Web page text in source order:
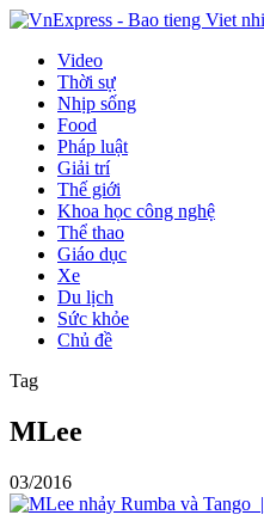
Video
Thời sự
Nhịp sống
Food
Pháp luật
Giải trí
Thế giới
Khoa học công nghệ
Thể thao
Giáo dục
Xe
Du lịch
Sức khỏe
Chủ đề
Tag
MLee
03/2016
|